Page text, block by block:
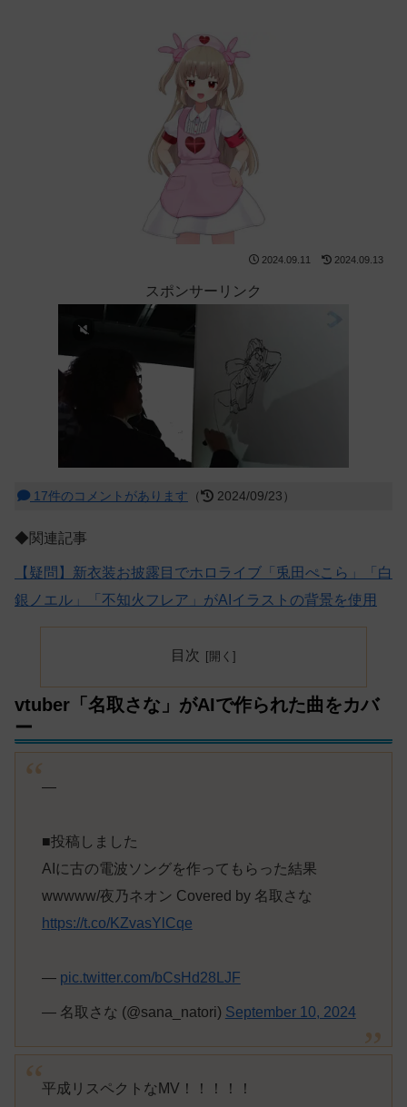
2024.09.11 2024.09.13
スポンサーリンク
17件のコメントがあります （ 2024/09/23）
◆関連記事
【疑問】新衣装お披露目でホロライブ「兎田ぺこら」「白
銀ノエル」「不知火フレア」がAIイラストの背景を使用
目次
vtuber「名取さな」がAIで作られた曲をカバ
ー
—
■投稿しました
AIに古の電波ソングを作ってもらった結果
wwwww/夜乃ネオン Covered by 名取さな
https://t.co/KZvasYlCqe
— pic.twitter.com/bCsHd28LJF
— 名取さな (@sana_natori) September 10, 2024
平成リスペクトなMV！！！！！